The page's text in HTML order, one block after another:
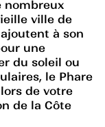
nombreux
ville de
à son
une
du soleil ou
le Phare
de votre
de la Côte